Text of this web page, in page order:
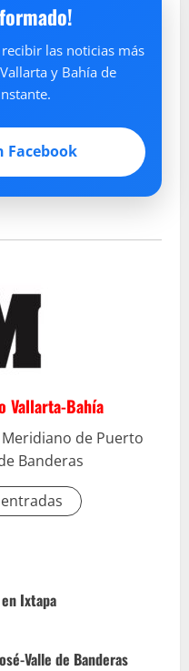
las noticias más
y Bahía de
Facebook
Vallarta-Bahía
de Puerto
Banderas
Ixtapa
Valle de Banderas